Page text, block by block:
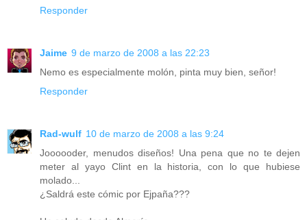
Responder
Jaime 9 de marzo de 2008 a las 22:23
Nemo es especialmente molón, pinta muy bien, señor!
Responder
Rad-wulf 10 de marzo de 2008 a las 9:24
Joooooder, menudos diseños! Una pena que no te dejen
meter al yayo Clint en la historia, con lo que hubiese
molado...
¿Saldrá este cómic por Ejpaña???